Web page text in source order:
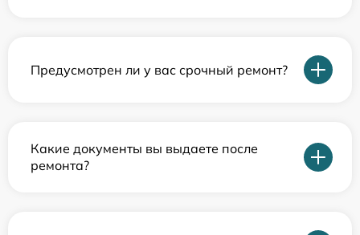
Предусмотрен ли у вас срочный ремонт?
Какие документы вы выдаете после
ремонта?